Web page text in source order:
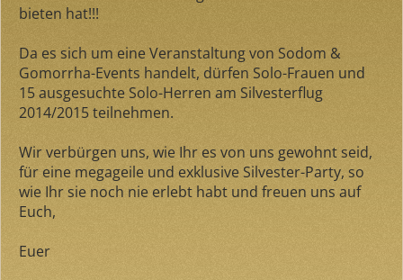
bieten hat!!!
Da es sich um eine Veranstaltung von Sodom &
Gomorrha-Events handelt, dürfen Solo-Frauen und
15 ausgesuchte Solo-Herren am Silvesterflug
2014/2015 teilnehmen.
Wir verbürgen uns, wie Ihr es von uns gewohnt seid,
für eine megageile und exklusive Silvester-Party, so
wie Ihr sie noch nie erlebt habt und freuen uns auf
Euch,
Euer